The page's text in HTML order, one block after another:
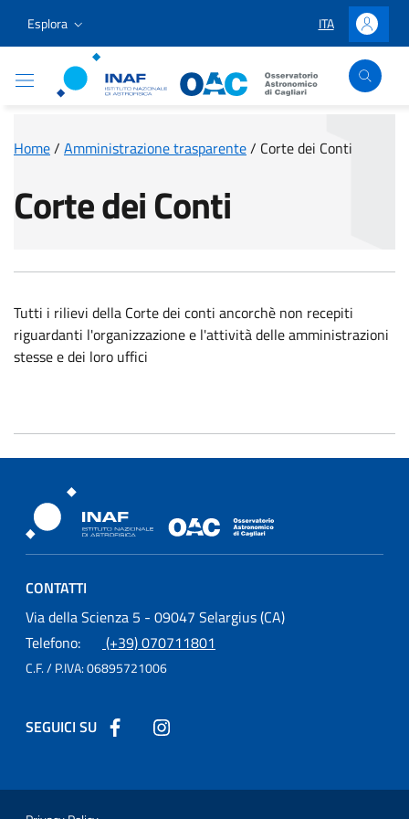
Vai ai contenuti
Vai al menu di navigazione
Vai al footer
Esplora LINGUA
ITA Accedi
Osservatorio Astronomico Cagliari
Home/ Amministrazione trasparente/ Corte dei Conti
Corte dei Conti
Tutti i rilievi della Corte dei conti ancorchè non recepiti
riguardanti l'organizzazione e l'attività delle amministrazioni
stesse e dei loro uffici
Osservatorio Astronomico Cagliari
CONTATTI
Osservatorio Astronomico Cagliari
Via della Scienza 5 - 09047 Selargius (CA)
Telefono:
(+39) 070711801
C.F. / P.IVA:06895721006
SEGUICI SU Seguici su Facebook
Sezione Link Utili